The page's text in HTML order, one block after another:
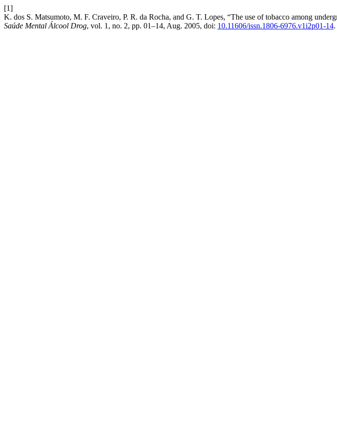
[1]
K. dos S. Matsumoto, M. F. Craveiro, P. R. da Rocha, and G. T. Lopes, “The use of tobacco among
Saúde Mental Álcool Drog, vol. 1, no. 2, pp. 01–14, Aug. 2005, doi: 10.11606/issn.1806-6976.v1i2p01-14.